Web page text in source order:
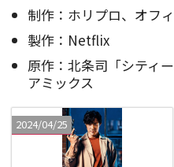
制作：ホリプロ、オフ
製作：Netflix
原作：北条司「シティ
アミックス
2024/04/25